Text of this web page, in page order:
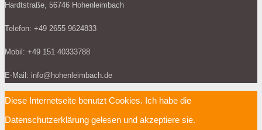
Hardtstraße, 56746 Hohenleimbach
Telefon: +49 2655 9624833
Mobil: +49 151 40333788
E-Mail: info@hohenleimbach.de
Diese Internetseite benutzt Cookies. Ich habe die
Datenschutzerklärung gelesen und akzeptiere sie.